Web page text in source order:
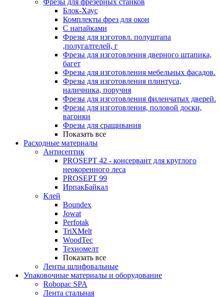
Фрезы для фрезерных станков
Блок-Хаус
Комплекты фрез для окон
С напайками
Фрезы для изготовл. полуштапа
,полугалтелей, г
Фрезы для изготовления дверного штапика,
багет
Фрезы для изготовления мебельных фасадов.
Фрезы для изготовления плинтуса,
наличника, поручня
Фрезы для изготовления филенчатых дверей.
Фрезы для изготовления, половой доски,
вагонки
Фрезы для сращивания
Показать все
Расходные материалы
Антисептик
PROSEPT 42 - консервант для круглого
неокоренного леса
PROSEPT 99
ИрпакБайкал
Клей
Boundex
Jowat
Perfotak
TriXMelt
WoodTec
Техномелт
Показать все
Ленты шлифовальные
Упаковочные материалы и оборудование
Robopac SPA
Лента стальная